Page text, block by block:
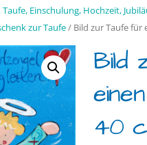
Einschulung, Hochzeit,
zur Taufe/ Bild zur Taufe für
Bild
40